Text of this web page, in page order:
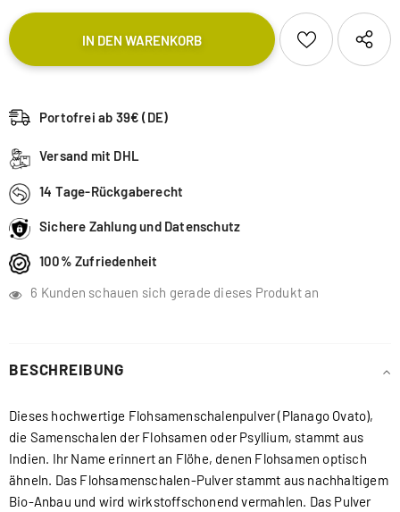
Portofrei ab 39€ (DE)
Versand mit DHL
14 Tage-Rückgaberecht
Sichere Zahlung und Datenschutz
100% Zufriedenheit
6 Kunden schauen sich gerade dieses Produkt an
BESCHREIBUNG
Dieses hochwertige Flohsamenschalenpulver (Planago Ovato),
die Samenschalen der Flohsamen oder Psyllium, stammt aus
Indien. Ihr Name erinnert an Flöhe, denen Flohsamen optisch
ähneln. Das Flohsamenschalen-Pulver stammt aus nachhaltigem
Bio-Anbau und wird wirkstoffschonend vermahlen. Das Pulver